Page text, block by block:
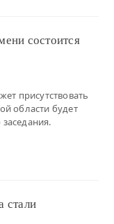
состоится
присутствовать
области будет
стали